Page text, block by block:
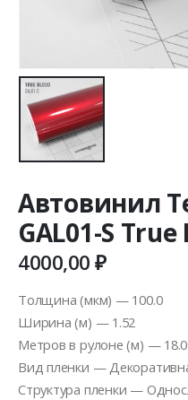
Автовинил
GAL01-S True
4000,00₽
Толщина (мкм) — 100.0
Ширина (м) — 1.52
Метров в рулоне (м) — 18.0
Вид пленки —
Структура пленки —